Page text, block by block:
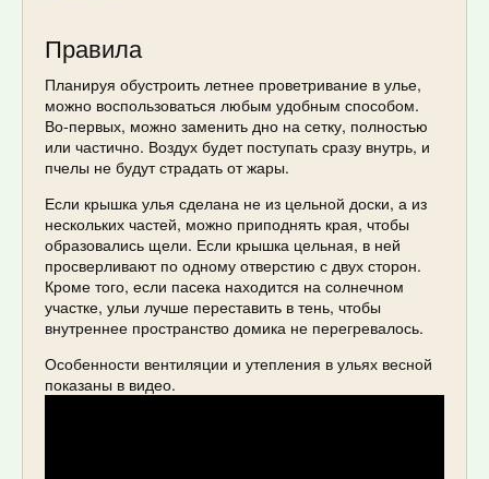
Правила
Планируя обустроить летнее проветривание в улье,
можно воспользоваться любым удобным способом.
Во-первых, можно заменить дно на сетку, полностью
или частично. Воздух будет поступать сразу внутрь, и
пчелы не будут страдать от жары.
Если крышка улья сделана не из цельной доски, а из
нескольких частей, можно приподнять края, чтобы
образовались щели. Если крышка цельная, в ней
просверливают по одному отверстию с двух сторон.
Кроме того, если пасека находится на солнечном
участке, ульи лучше переставить в тень, чтобы
внутреннее пространство домика не перегревалось.
Особенности вентиляции и утепления в ульях весной
показаны в видео.